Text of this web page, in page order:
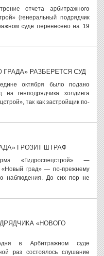
отчета арбитражного
(генеральный подрядчик
суде перенесено на 19
РАЗБЕРЕТСЯ СУД
октября было подано
на генподрядчика холдинга
так как застройщик по-
ГРОЗИТ ШТРАФ
«Гидроспецстрой» —
«Новый град» — по-прежнему
наблюдения. До сих пор не
«НОВОГО
в Арбитражном суде
раз состоялось слушание